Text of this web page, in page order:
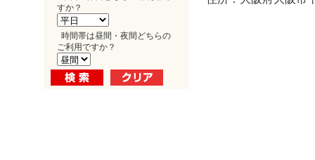
すか？
時間帯は昼間・夜間どちらの
ご利用ですか？